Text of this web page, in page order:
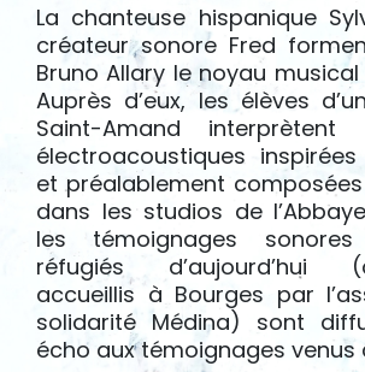
La chanteuse hispanique
créateur sonore Fred
Bruno Allary le noyau
Auprès d’eux, les élèves
Saint-Amand
électroacoustiques
et préalablement composées
dans les studios de
les témoignages
réfugiés d’aujourd’hui
accueillis à Bourges par
solidarité Médina) sont
écho aux témoignages venus